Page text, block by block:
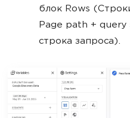
блок Rows
Page path + query
строка запроса).